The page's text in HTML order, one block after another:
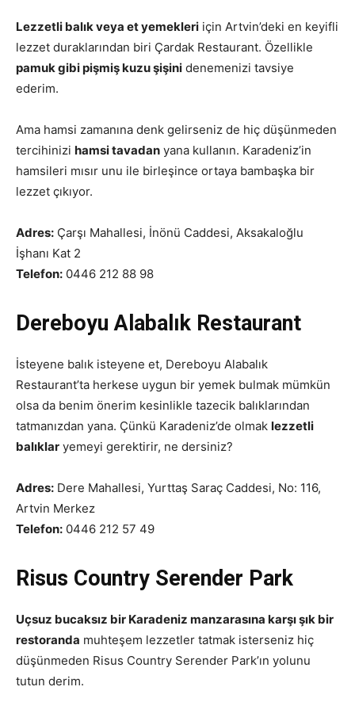
Lezzetli balık veya et yemekleri için Artvin’deki en keyifli
lezzet duraklarından biri Çardak Restaurant. Özellikle
pamuk gibi pişmiş kuzu şişini denemenizi tavsiye
ederim.
Ama hamsi zamanına denk gelirseniz de hiç düşünmeden
tercihinizi hamsi tavadan yana kullanın. Karadeniz’in
hamsileri mısır unu ile birleşince ortaya bambaşka bir
lezzet çıkıyor.
Adres: Çarşı Mahallesi, İnönü Caddesi, Aksakaloğlu
İşhanı Kat 2
Telefon: 0446 212 88 98
Dereboyu Alabalık Restaurant
İsteyene balık isteyene et, Dereboyu Alabalık
Restaurant’ta herkese uygun bir yemek bulmak mümkün
olsa da benim önerim kesinlikle tazecik balıklarından
tatmanızdan yana. Çünkü Karadeniz’de olmak lezzetli
balıklar yemeyi gerektirir, ne dersiniz?
Adres: Dere Mahallesi, Yurttaş Saraç Caddesi, No: 116,
Artvin Merkez
Telefon: 0446 212 57 49
Risus Country Serender Park
Uçsuz bucaksız bir Karadeniz manzarasına karşı şık bir
restoranda muhteşem lezzetler tatmak isterseniz hiç
düşünmeden Risus Country Serender Park’ın yolunu
tutun derim.